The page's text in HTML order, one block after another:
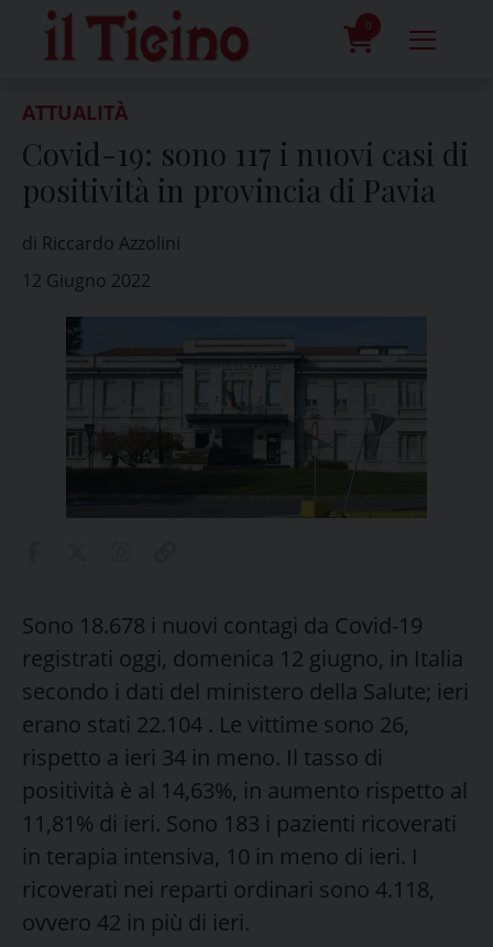
content
0
ATTUALITÀ
Covid-19: sono 117 i nuovi casi di
positività in provincia di Pavia
di Riccardo Azzolini
12 Giugno 2022
Sono 18.678 i nuovi contagi da Covid-19
registrati oggi, domenica 12 giugno, in Italia
secondo i dati del ministero della Salute; ieri
erano stati 22.104 . Le vittime sono 26,
rispetto a ieri 34 in meno. Il tasso di
positività è al 14,63%, in aumento rispetto al
11,81% di ieri. Sono 183 i pazienti ricoverati
in terapia intensiva, 10 in meno di ieri. I
ricoverati nei reparti ordinari sono 4.118,
ovvero 42 in più di ieri.